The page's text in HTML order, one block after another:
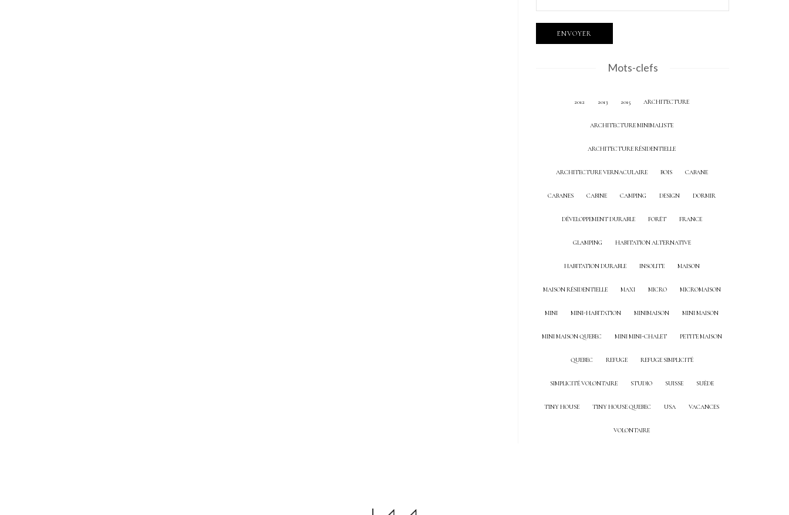
Mots-clefs
2012 2013 2015 ARCHITECTURE
ARCHITECTURE MINIMALISTE
ARCHITECTURE RÉSIDENTIELLE
ARCHITECTURE VERNACULAIRE BOIS CABANE
CABANES CABINE CAMPING DESIGN DORMIR
DÉVELOPPEMENT DURABLE FORÊT FRANCE
GLAMPING HABITATION ALTERNATIVE
HABITATION DURABLE INSOLITE MAISON
MAISON RÉSIDENTIELLE MAXI MICRO MICROMAISON
MINI MINI-HABITATION MINIMAISON MINI MAISON
MINI MAISON QUEBEC MINI MINI-CHALET PETITE MAISON
QUEBEC REFUGE REFUGE SIMPLICITÉ
SIMPLICITÉ VOLONTAIRE STUDIO SUISSE SUÈDE
TINY HOUSE TINY HOUSE QUEBEC USA VACANCES
VOLONTAIRE